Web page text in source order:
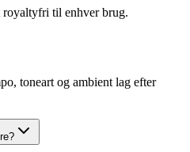
royaltyfri til enhver brug.
toneart og ambient lag efter